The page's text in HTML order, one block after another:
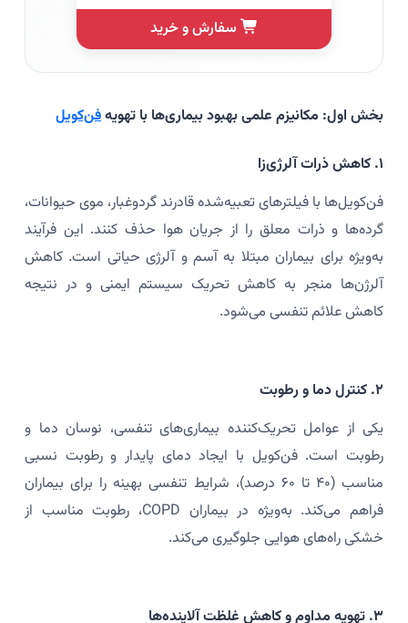
سفارش و خرید
بخش اول: مکانیزم علمی بهبود بیماری‌ها با تهویهفن‌کویل
۱. کاهش ذرات آلرژی‌زا
فن‌کویل‌ها با فیلترهای تعبیه‌شده قادرند گردوغبار، موی حیوانات،
گرده‌ها و ذرات معلق را از جریان هوا حذف کنند. این فرآیند
به‌ویژه برای بیماران مبتلا به آسم و آلرژی حیاتی است. کاهش
آلرژن‌ها منجر به کاهش تحریک سیستم ایمنی و در نتیجه
کاهش علائم تنفسی می‌شود.
۲. کنترل دما و رطوبت
یکی از عوامل تحریک‌کننده بیماری‌های تنفسی، نوسان دما و
رطوبت است. فن‌کویل با ایجاد دمای پایدار و رطوبت نسبی
مناسب (۴۰ تا ۶۰ درصد)، شرایط تنفسی بهینه را برای بیماران
فراهم می‌کند. به‌ویژه در بیماران COPD، رطوبت مناسب از
خشکی راه‌های هوایی جلوگیری می‌کند.
۳. تهویه مداوم و کاهش غلظت آلاینده‌ها